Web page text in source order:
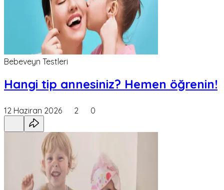
Bebeveyn Testleri
Hangi tip annesiniz? Hemen öğrenin!
12 Haziran 2026 2 0